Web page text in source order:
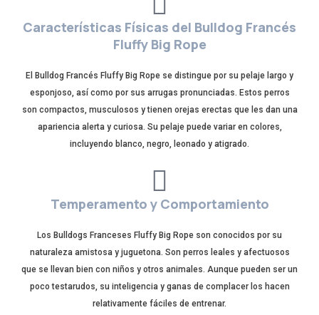
Características Físicas del Bulldog Francés
Fluffy Big Rope
El Bulldog Francés Fluffy Big Rope se distingue por su pelaje largo y
esponjoso, así como por sus arrugas pronunciadas. Estos perros
son compactos, musculosos y tienen orejas erectas que les dan una
apariencia alerta y curiosa. Su pelaje puede variar en colores,
incluyendo blanco, negro, leonado y atigrado.
Temperamento y Comportamiento
Los Bulldogs Franceses Fluffy Big Rope son conocidos por su
naturaleza amistosa y juguetona. Son perros leales y afectuosos
que se llevan bien con niños y otros animales. Aunque pueden ser un
poco testarudos, su inteligencia y ganas de complacer los hacen
relativamente fáciles de entrenar.